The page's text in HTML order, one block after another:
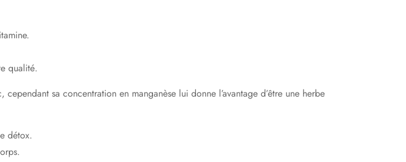
qualité.
sa concentration en manganèse lui donne l’avantage d’être une herbe
détox.